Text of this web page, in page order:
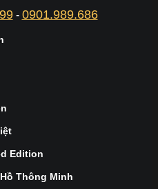
- 0901.989.686
Edition
Thông Minh